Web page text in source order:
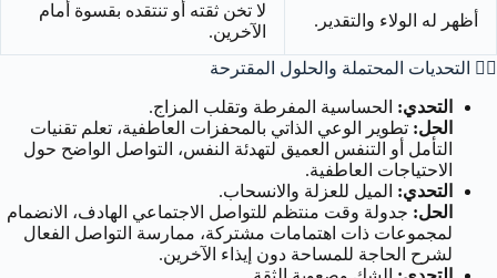
أظهر له الولاء والتقدير.
لا تخن ثقته أو تنتقده بقسوة أمام
الآخرين.
🧗‍♀️
التحديات المحتملة والحلول المقترحة
التحدي: الحساسية المفرطة وتقلب المزاج.
الحل: تطوير الوعي الذاتي بالمحفزات العاطفية، تعلم تقنيات
التأمل أو التنفس العميق لتهدئة النفس، التواصل الواضح حول
الاحتياجات العاطفية.
التحدي: الميل للعزلة والانسحاب.
الحل: جدولة وقت منتظم للتواصل الاجتماعي الهادف، الانضمام
لمجموعات ذات اهتمامات مشتركة، ممارسة التواصل الفعال
لشرح الحاجة للمساحة دون إيذاء الآخرين.